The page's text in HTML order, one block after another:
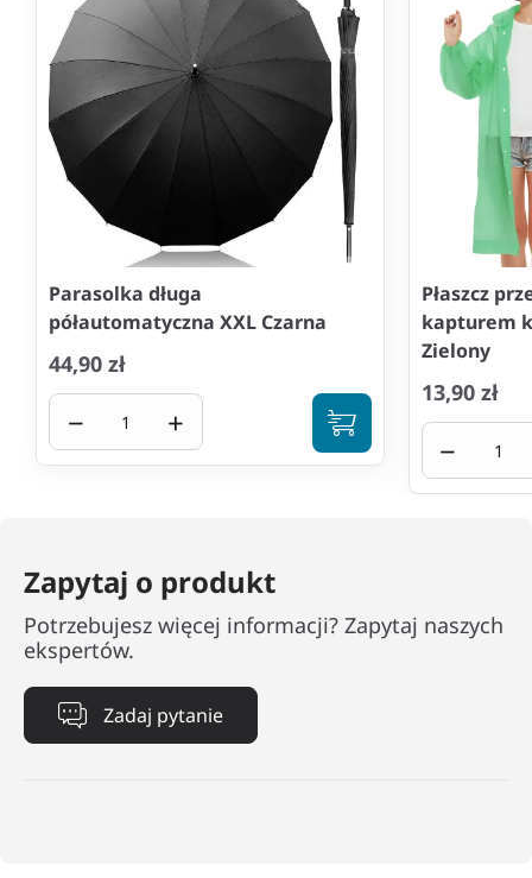
Parasolka długa
półautomatyczna XXL Czarna
44,90 zł
− +
Płaszcz
kapturem
Zielony
13,90 zł
−
Zapytaj o produkt
Potrzebujesz więcej informacji? Zapytaj naszych
ekspertów.
Zadaj pytanie